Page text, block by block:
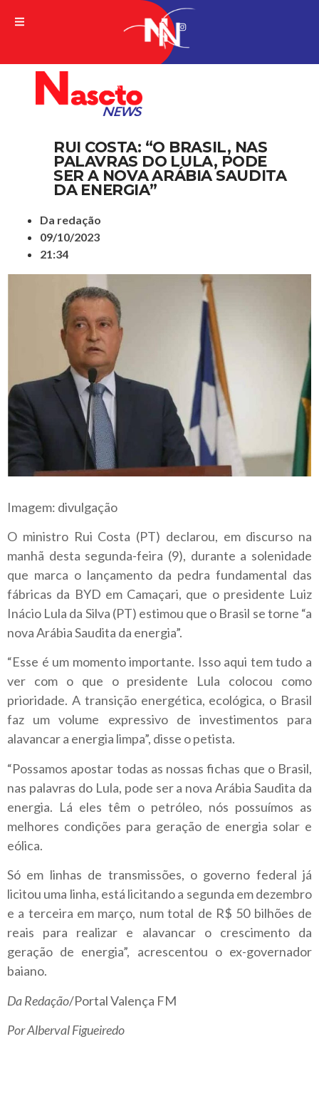
A VERDADE DA NOTICIA
RUI COSTA: “O BRASIL, NAS
PALAVRAS DO LULA, PODE
SER A NOVA ARÁBIA SAUDITA
DA ENERGIA”
Da redação
09/10/2023
21:34
Imagem: divulgação
O ministro Rui Costa (PT) declarou, em discurso na
manhã desta segunda-feira (9), durante a solenidade
que marca o lançamento da pedra fundamental das
fábricas da BYD em Camaçari, que o presidente Luiz
Inácio Lula da Silva (PT) estimou que o Brasil se torne “a
nova Arábia Saudita da energia”.
“Esse é um momento importante. Isso aqui tem tudo a
ver com o que o presidente Lula colocou como
prioridade. A transição energética, ecológica, o Brasil
faz um volume expressivo de investimentos para
alavancar a energia limpa”, disse o petista.
“Possamos apostar todas as nossas fichas que o Brasil,
nas palavras do Lula, pode ser a nova Arábia Saudita da
energia. Lá eles têm o petróleo, nós possuímos as
melhores condições para geração de energia solar e
eólica.
Só em linhas de transmissões, o governo federal já
licitou uma linha, está licitando a segunda em dezembro
e a terceira em março, num total de R$ 50 bilhões de
reais para realizar e alavancar o crescimento da
geração de energia”, acrescentou o ex-governador
baiano.
Da Redação/Portal Valença FM
Por Alberval Figueiredo